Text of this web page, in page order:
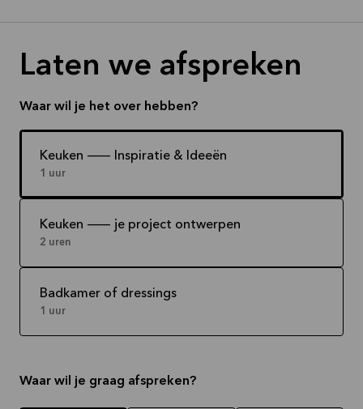
Laten we afspreken
Waar wil je het over hebben?
Keuken -- Inspiratie & Ideeën
1 uur
Keuken -- je project ontwerpen
2 uren
Badkamer of dressings
1 uur
Waar wil je graag afspreken?